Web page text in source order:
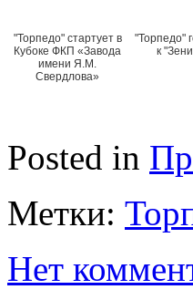
"Торпедо" стартует в
Кубоке ФКП «Завода
имени Я.М.
Свердлова»
"Торпедо"
к
Posted in
Метки:
Нет